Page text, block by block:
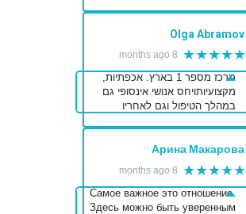
Olga Abramov
★★★★★
8 months ago
מרכז מספר 1 בארץ. אכפתיות,
מקצועיותויחס אנושי אינסופי גם
במהלך הטיפול וגם לאחריו
Арина Макарова
★★★★★
8 months ago
Самое важное это отношение.
Здесь можно быть уверенным